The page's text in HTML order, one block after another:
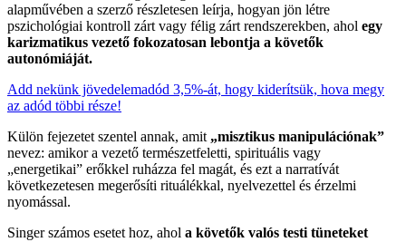
alapművében a szerző részletesen leírja, hogyan jön létre
pszichológiai kontroll zárt vagy félig zárt rendszerekben, ahol egy
karizmatikus vezető fokozatosan lebontja a követők
autonómiáját.
Add nekünk jövedelemadód 3,5%-át, hogy kiderítsük, hova megy
az adód többi része!
Külön fejezetet szentel annak, amit „misztikus manipulációnak”
nevez: amikor a vezető természetfeletti, spirituális vagy
„energetikai” erőkkel ruházza fel magát, és ezt a narratívát
következetesen megerősíti rituálékkal, nyelvezettel és érzelmi
nyomással.
Singer számos esetet hoz, ahol a követők valós testi tüneteket